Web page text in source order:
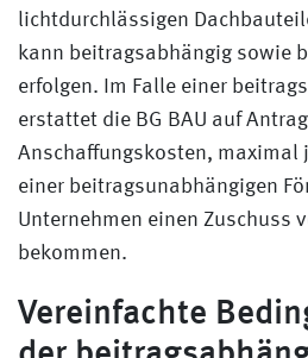
lichtdurchlässigen
kann beitragsabhängig sowie
erfolgen. Im Falle einer
erstattet die BG BAU auf
Anschaffungskosten, maximal
einer beitragsunabhängigen
Unternehmen einen Zuschuss
bekommen.
Vereinfachte